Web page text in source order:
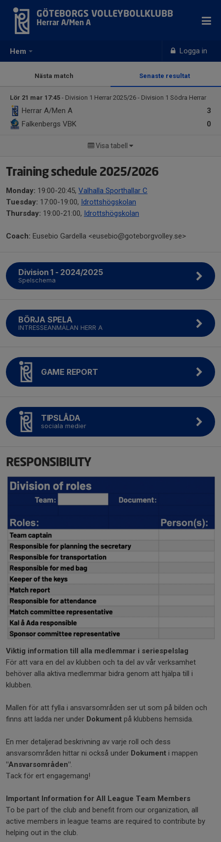
Hem Logga in
GÖTEBORGS VOLLEYBOLLKLUBB
Herrar A/Men A
Nästa match Senaste resultat
Lör 21 mar 17:45 - Division 1 Herrar 2025/26 - Division 1 Södra Herrar
3
Herrar A/Men A
0
Falkenbergs VBK
Visa tabell
Training schedule 2025/2026
Monday: 19:00-20:45, Valhalla Sporthallar C
Tuesday: 17:00-19:00, Idrottshögskolan
Thursday: 19:00-21:00, Idrottshögskolan
Coach: Eusebio Gardella <eusebio@goteborgvolley.se>
Division 1 - 2024/2025
Spelschema
BÖRJA SPELA
INTRESSEANMÄLAN HERR A
GAME REPORT
TIPSLÅDA
sociala medier
RESPONSIBILITY
Viktig information till alla medlemmar i seriespelslag
För att vara en del av klubben och ta del av vår verksamhet
behöver alla aktiva medlemmar bidra genom att hjälpa till i
klubben.
Mallen för att fylla i ansvarsområden ser ut som på bilden och
finns att ladda ner under Dokument på klubbens hemsida.
En mer detaljerad beskrivning av varje roll och dess
ansvarsområden hittar ni också under Dokument i mappen
"Ansvarsområden".
Tack för ert engagemang!
Important Information for All League Team Members
To be part of the club and benefit from our organization, all
active members in league teams are required to contribute by
helping out in the club.